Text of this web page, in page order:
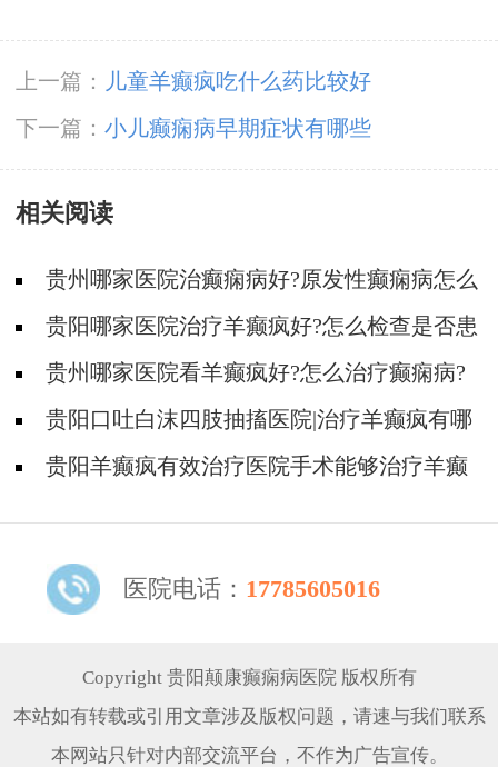
上一篇：
儿童羊癫疯吃什么药比较好
下一篇： 小儿癫痫病早期症状有哪些
相关阅读
贵州哪家医院治癫痫病好?原发性癫痫病怎么
治疗好?
贵阳哪家医院治疗羊癫疯好?怎么检查是否患
有癫痫病?
贵州哪家医院看羊癫疯好?怎么治疗癫痫病?
贵阳口吐白沫四肢抽搐医院|治疗羊癫疯有哪
些方式?
贵阳羊癫疯有效治疗医院手术能够治疗羊癫
医院电话： 17785605016
Copyright 贵阳颠康癫痫病医院 版权所有
本站如有转载或引用文章涉及版权问题，请速与我们联系
本网站只针对内部交流平台，不作为广告宣传。